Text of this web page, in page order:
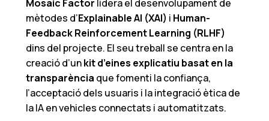
Mosaic Factor lidera el desenvolupament de
mètodes d’Explainable AI (XAI) i Human-
Feedback Reinforcement Learning (RLHF)
dins del projecte. El seu treball se centra en la
creació d’unkit d’eines explicatiu basat en la
transparència que fomenti la confiança,
l’acceptació dels usuaris i la integració ètica de
la IA en vehicles connectats i automatitzats.